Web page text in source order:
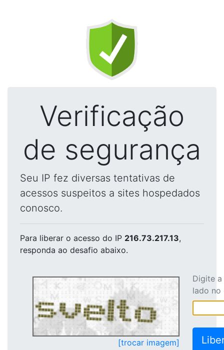
Verificação
de segurança
Seu IP fez diversas tentativas de
acessos suspeitos a sites hospedados
conosco.
Para liberar o acesso do IP 216.73.217.13,
responda ao desafio abaixo.
[trocar imagem]
Digite
lado no